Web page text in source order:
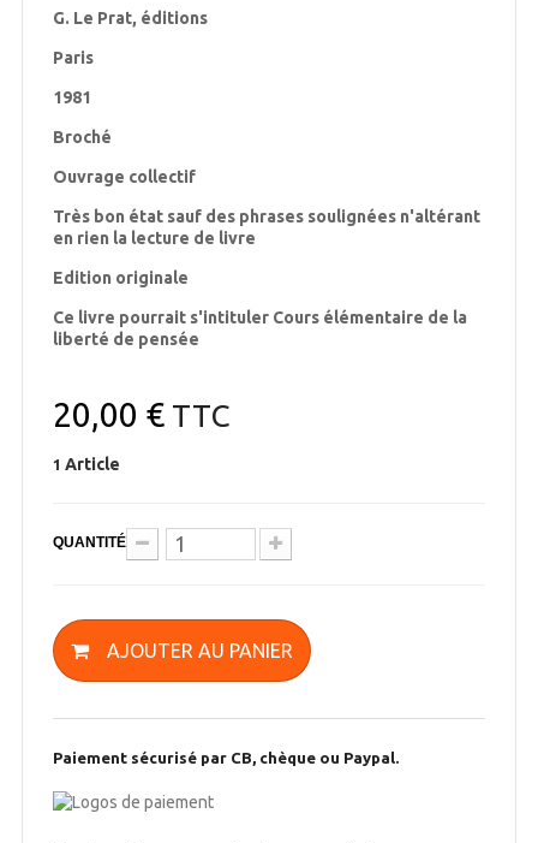
G. Le Prat, éditions
Paris
1981
Broché
Ouvrage collectif
Très bon état sauf des phrases soulignées n'altérant
en rien la lecture de livre
Edition originale
Ce livre pourrait s'intituler Cours élémentaire de la
liberté de pensée
20,00 €TTC
1 Article
QUANTITÉ
AJOUTER AU PANIER
Paiement sécurisé par CB, chèque ou Paypal.